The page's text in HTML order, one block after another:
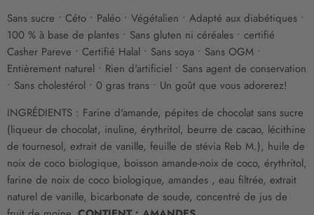
Sans sucre • Céto • Paléo • Végétalien • Adapté aux diabétiques •
100 % à base de plantes • Sans gluten ni céréales • certifié
Casher Pareve • Certifié Halal • Sans soya • Sans OGM •
Entièrement naturel • Rien d'artificiel • Sans agent de conservation
• Sans cholestérol • 0 gras trans • Un goût que vous adorerez!
INGRÉDIENTS : Farine d'amande, pépites de chocolat sans sucre
(liqueur de chocolat, inuline, érythritol, beurre de cacao, lécithine
de tournesol, extrait de vanille, feuille de stévia Reb M.), huile de
noix de coco biologique, boisson amande-noix de coco, érythritol,
farine de noix de coco biologique, amandes , eau filtrée, extrait
naturel de vanille, bicarbonate de soude, concentré de jus de